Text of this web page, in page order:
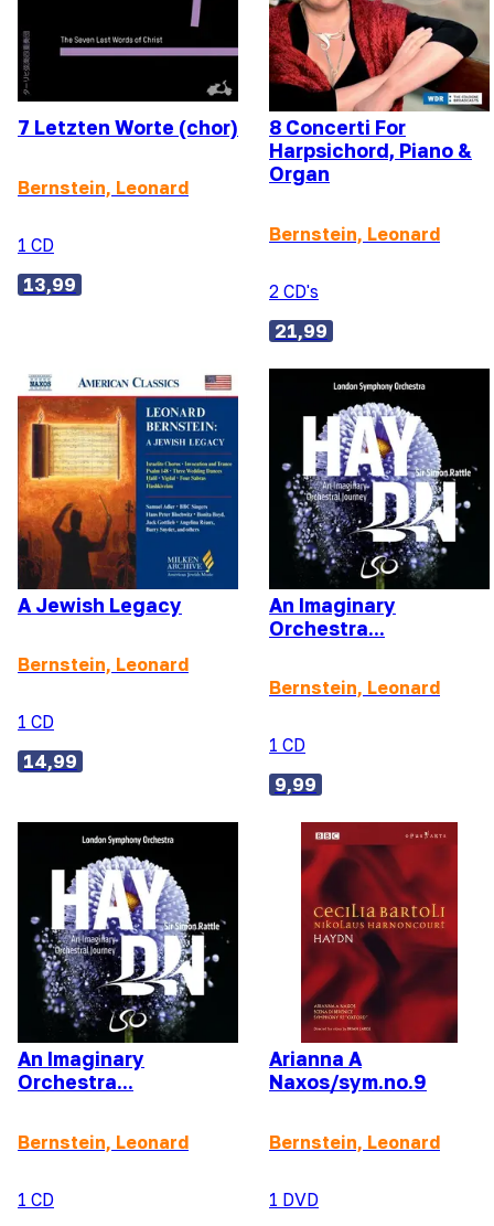
7 Letzten Worte (chor)
Bernstein, Leonard
1 CD
13,99
8 Concerti For
Harpsichord, Piano &
Organ
Bernstein, Leonard
2 CD's
21,99
A Jewish Legacy
Bernstein, Leonard
1 CD
14,99
An Imaginary
Orchestra...
Bernstein, Leonard
1 CD
9,99
An Imaginary
Orchestra...
Bernstein, Leonard
1 CD
Arianna A
Naxos/sym.no.9
Bernstein, Leonard
1 DVD